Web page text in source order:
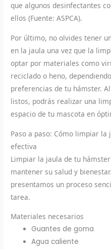
que algunos desinfectantes
ellos (Fuente: ASPCA).
Por último, no olvides tener
en la jaula una vez que la
optar por materiales como
reciclado o heno,
preferencias de tu hámster.
listos, podrás realizar una
espacio de tu mascota en
Paso a paso: Cómo limpiar
efectiva
Limpiar la jaula de tu
mantener su salud y
presentamos un proceso
tarea.
Materiales necesarios
Guantes de goma
Agua caliente